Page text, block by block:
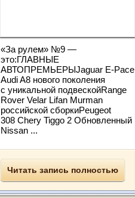
«За рулем» №9 —
это:ГЛАВНЫЕ
АВТОПРЕМЬЕРЫJaguar E‑Pace
Audi A8 нового поколения
с уникальной подвескойRange
Rover Velar Lifan Murman
российской сборкиPeugeot
308 Chery Tiggo 2 Обновленный
Nissan ...
Читать запись полностью